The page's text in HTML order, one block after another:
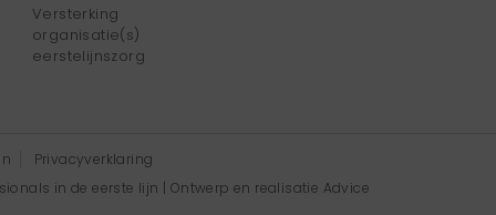
Versterking
organisatie(s)
eerstelijnszorg
Privacyverklaring
in de eerste lijn | Ontwerp en realisatie Advice